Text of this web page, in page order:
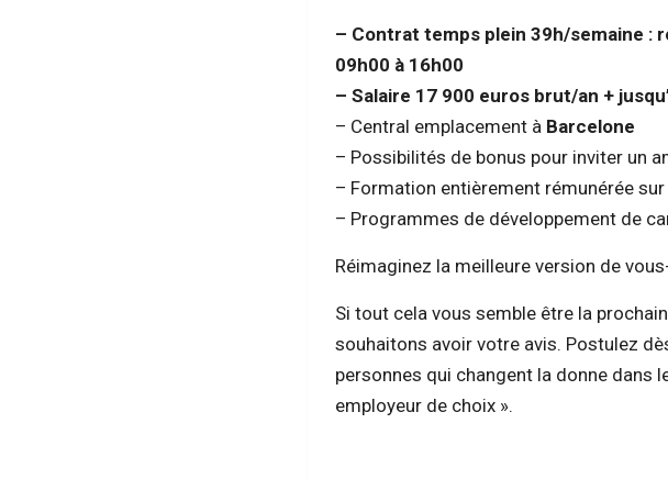
– Contrat temps plein 39h/semaine :
09h00 à 16h00
– Salaire 17 900 euros brut/an +
– Central emplacement à Barcelone
– Possibilités de bonus pour inviter un
– Formation entièrement rémunérée
– Programmes de développement de
Réimaginez la meilleure version de
Si tout cela vous semble être la
souhaitons avoir votre avis. Postulez
personnes qui changent la donne dans
employeur de choix ».